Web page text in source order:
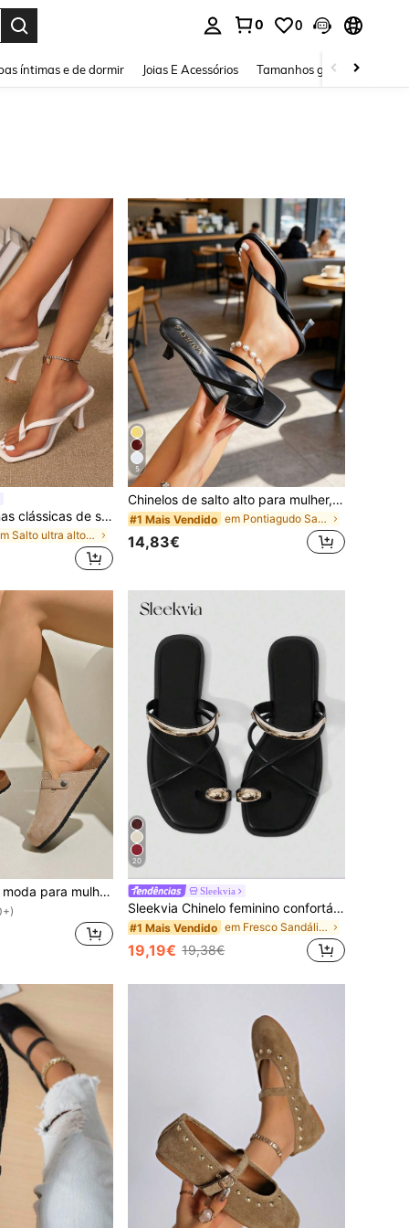
0 0
íntimas e de dormir Joias E Acessórios Tamanhos grandes
Sandálias femininas clássicas de salto alto com tira entre os dedos, blocos de cor, estilo fada de verão, salto agulha, chinelos com tira entre os dedos, sandálias com tira cruzada, sapatos femininos de moda para praia e férias, escritório, casa, exterior, design de bico quadrado, chique e elegante, noite de encontro
em Salto ultra alto&Salto alto Sandálias De Salto
5
Chinelos de salto alto para mulher, design de biqueira quadrada, sandálias de dedo com salto fino para o verão
#1 Mais Vendido em Pontiagudo Sandálias com talão para mulheres
14,83€
Mules casuais de moda para mulher, primavera, biqueira redonda, sola grossa, confortáveis, slip-on, conforto para todo o dia
20
Sleekvia
Sleekvia Chinelo feminino confortável, plano, resistente ao desgaste, versátil, com biqueira de metal, para uso externo.
#1 Mais Vendido em Fresco Sandálias Flat Femininas
19,19€ 19,38€